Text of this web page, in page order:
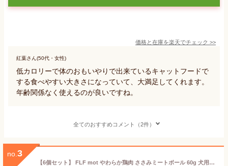
価格と在庫を楽天でチェック >>
紅葉さん(50代・女性)
低カロリーで体のおもいやりで出来ているキャットフードで
する食べやすい大きさになっていて、大満足してくれます。
年齢関係なく使えるのが良いですね。
全てのおすすめコメント（2件）
no. 3
【6個セット】 FLF mot やわらか鶏肉 ささみミートボール 60g 犬用おやつ キャットフード ペットフード ドッグフード プレミアム ウェットフード 犬のおやつ 犬用品 おやつ トッピング スナック 柔らかい 栄養補完食 国産 低カロリー 無添加 シニア 厳選素材